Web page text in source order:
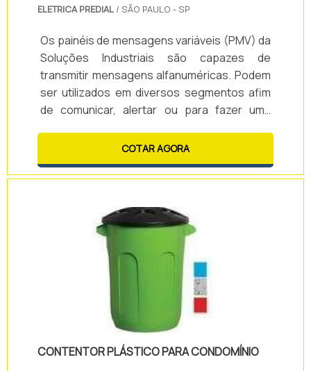
ELETRICA PREDIAL / SÃO PAULO - SP
Os painéis de mensagens variáveis (PMV) da
Soluções Industriais são capazes de
transmitir mensagens alfanuméricas. Podem
ser utilizados em diversos segmentos afim
de comunicar, alertar ou para fazer uma
rapidez na comunicação com seus
colaboradores e clientes. Ideais para
ambientes internos ou externos,
projeto de acordo com as necessidades da
sua empresa e personalize seu painel com a
Soluções Industriais!EMPRESA RESP.
COTAR AGORA
CONTENTOR PLÁSTICO PARA CONDOMÍNIO